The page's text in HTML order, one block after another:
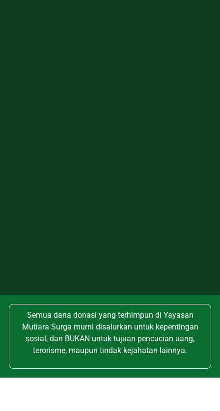
Semua dana donasi yang terhimpun di Yayasan
Mutiara Surga murni disalurkan untuk kepentingan
sosial, dan BUKAN untuk tujuan pencucian uang,
terorisme, maupun tindak kejahatan lainnya.